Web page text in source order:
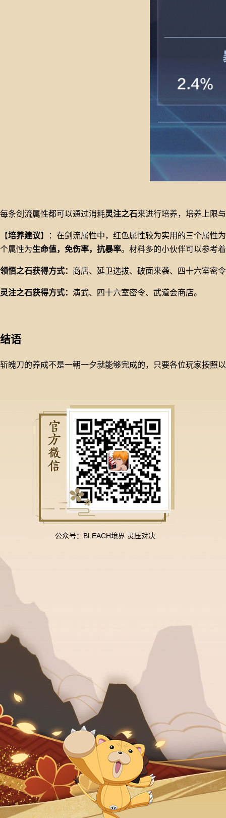
每条剑流属性都可以通过消耗灵注之石来进行培养，培养上限
【培养建议】：在剑流属性中，红色属性较为实用的三个属性为
个属性为生命值，免伤率，抗暴率。材料多的小伙伴可以参考
领悟之石获得方式： 商店、延卫选拔、破面来袭、四十六室密
灵注之石获得方式： 演武、四十六室密令、武道会商店。
结语
斩魄刀的养成不是一朝一夕就能够完成的，只要各位玩家按照
公众号：BLEACH境界 灵压对决